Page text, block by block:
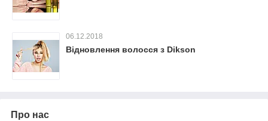
06.12.2018
Відновлення волосся з Dikson
Про нас